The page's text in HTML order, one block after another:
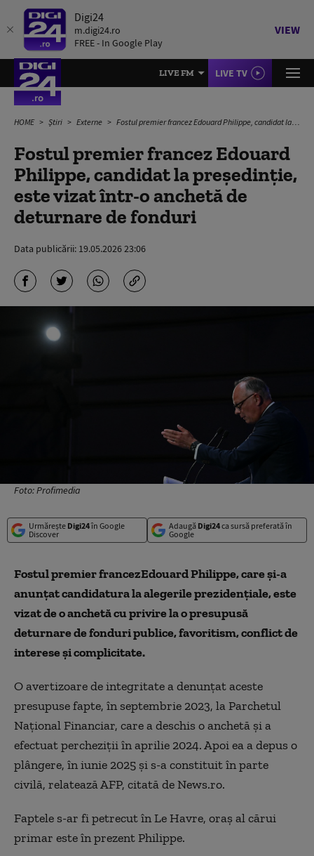
Digi24
m.digi24.ro
FREE - In Google Play
VIEW
LIVE FM LIVE TV
HOME Știri Externe Fostul premier francez Edouard Philippe, candidat la preşedinţie, este vizat într-o anchetă de deturnare de fonduri
Fostul premier francez Edouard
Philippe, candidat la preşedinţie,
este vizat într-o anchetă de
deturnare de fonduri
Data publicării: 19.05.2026 23:06
Foto: Profimedia
Urmărește Digi24în Google
Discover
Adaugă Digi24ca sursă preferată în
Google
Fostul premier francezEdouard Philippe, care și-a
anunțat candidatura la alegerile prezidenţiale, este
vizat de o anchetă cu privire la o presupusă
deturnare de fonduri publice, favoritism, conflict de
interese şi complicitate.
O avertizoare de integritate a denunţat aceste
presupuse fapte, în septembrie 2023, la Parchetul
Naţional Financiar, care a deschis o anchetă şi a
efectuat percheziţii în aprilie 2024. Apoi ea a depus o
plângere, în iunie 2025 şi s-a constituit în parte
civilă, relatează AFP, citată de News.ro.
Faptele s-ar fi petrecut în Le Havre, oraș al cărui
primar este în prezent Philippe.